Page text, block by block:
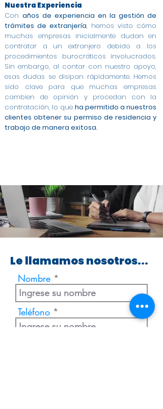
Nuestra Experiencia
Con años de experiencia en la gestión de
trámites de extranjería, hemos visto cómo
muchas empresas inicialmente dudan en
contratar a un extranjero debido a los
procedimientos burocráticos involucrados.
Sin embargo, al contar con nuestro apoyo,
esas dudas se disipan rápidamente. Hemos
sido clave para que muchas empresas
cambien de opinión y procedan con la
contratación, lo que ha permitido a nuestros
clientes obtener su permiso de residencia y
trabajo de manera exitosa.
Le llamamos nosotros...
Nombre
Teléfono